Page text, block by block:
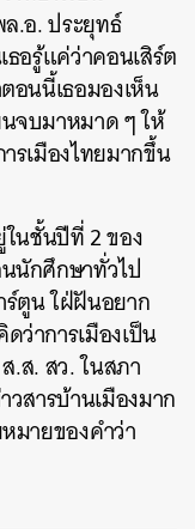
.อ. ประยุทธ์
อรู้แค่ว่าคอนเสิร์ต
อนนี้เธอมองเห็น
จบมาหมาด ๆ ให้
รเมืองไทยมากขึ้น
นชั้นปีที่ 2 ของ
นักศึกษาทั่วไป
ตูน ใฝ่ฝันอยาก
ว่าการเมืองเป็น
.ส. สว. ในสภา
สารบ้านเมืองมาก
มายของคำว่า